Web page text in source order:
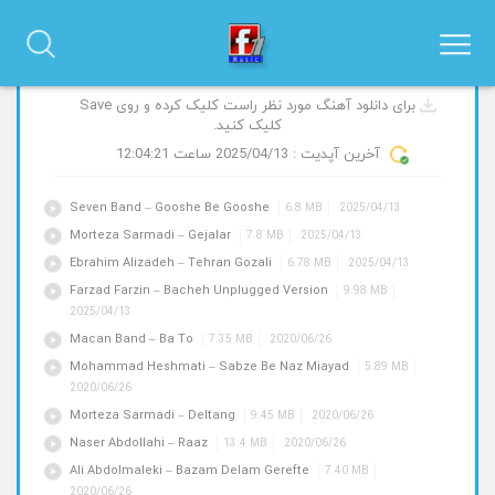
آهنگ های جدید و پیشنهادی
برای دانلود آهنگ مورد نظر راست کلیک کرده و روی Save
کلیک کنید.
آخرین آپدیت : 2025/04/13 ساعت 12:04:21
Seven Band – Gooshe Be Gooshe 6.8 MB 2025/04/13
Morteza Sarmadi – Gejalar 7.8 MB 2025/04/13
Ebrahim Alizadeh – Tehran Gozali 6.78 MB 2025/04/13
Farzad Farzin – Bacheh Unplugged Version
9.98 MB
2025/04/13
Macan Band – Ba To 7.35 MB 2020/06/26
Mohammad Heshmati – Sabze Be Naz Miayad
5.89 MB
2020/06/26
Morteza Sarmadi – Deltang 9.45 MB 2020/06/26
Naser Abdollahi – Raaz 13.4 MB 2020/06/26
Ali Abdolmaleki – Bazam Delam Gerefte
7.40 MB